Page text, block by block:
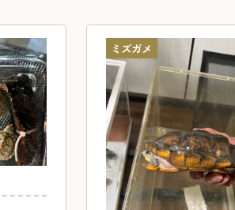
ミズガメ